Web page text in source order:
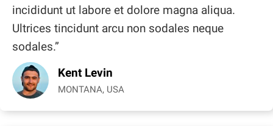
incididunt ut labore et dolore magna aliqua.
Ultrices tincidunt arcu non sodales neque
sodales.”
Kent Levin
MONTANA, USA